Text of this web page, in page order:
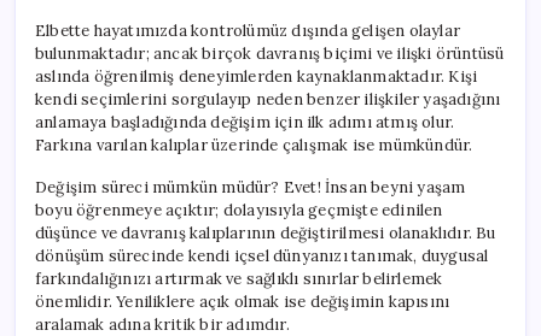
Elbette hayatımızda kontrolümüz dışında gelişen olaylar
bulunmaktadır; ancak birçok davranış biçimi ve ilişki örüntüsü
aslında öğrenilmiş deneyimlerden kaynaklanmaktadır. Kişi
kendi seçimlerini sorgulayıp neden benzer ilişkiler yaşadığını
anlamaya başladığında değişim için ilk adımı atmış olur.
Farkına varılan kalıplar üzerinde çalışmak ise mümkündür.
Değişim süreci mümkün müdür? Evet! İnsan beyni yaşam
boyu öğrenmeye açıktır; dolayısıyla geçmişte edinilen
düşünce ve davranış kalıplarının değiştirilmesi olanaklıdır. Bu
dönüşüm sürecinde kendi içsel dünyanızı tanımak, duygusal
farkındalığınızı artırmak ve sağlıklı sınırlar belirlemek
önemlidir. Yeniliklere açık olmak ise değişimin kapısını
aralamak adına kritik bir adımdır.